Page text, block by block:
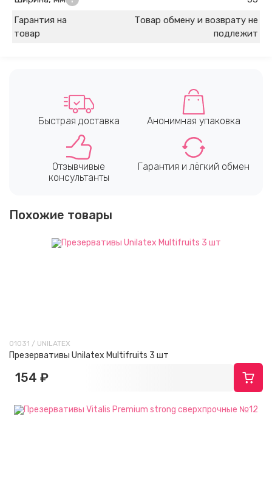
Гарантия на
товар
Товар обмену и возврату не
подлежит
Быстрая доставка Анонимная упаковка
Отзывчивые
консультанты
Гарантия и лёгкий обмен
Похожие товары
01031 / UNILATEX
Презервативы Unilatex Multifruits 3 шт
154 ₽